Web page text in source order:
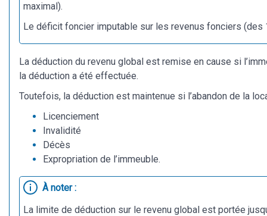
maximal).
Le déficit foncier imputable sur les revenus fonciers
La déduction du revenu global est remise en cause si
la déduction a été effectuée.
Toutefois, la déduction est maintenue si l’abandon de la
Licenciement
Invalidité
Décès
Expropriation de l’immeuble.
À noter :
La limite de déduction sur le revenu global est portée